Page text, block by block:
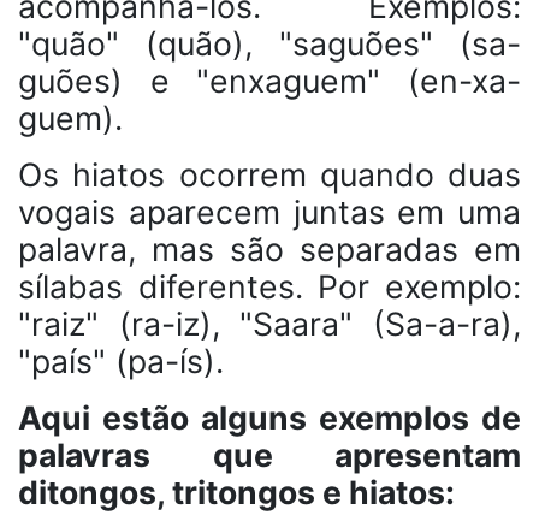
"quão" (quão), "saguões" (sa-
guões) e "enxaguem" (en-xa-
guem).
Os hiatos ocorrem quando duas
vogais aparecem juntas em uma
palavra, mas são separadas em
sílabas diferentes. Por exemplo:
"raiz" (ra-iz), "Saara" (Sa-a-ra),
"país" (pa-ís).
Aqui estão alguns exemplos de
palavras que apresentam
ditongos, tritongos e hiatos: